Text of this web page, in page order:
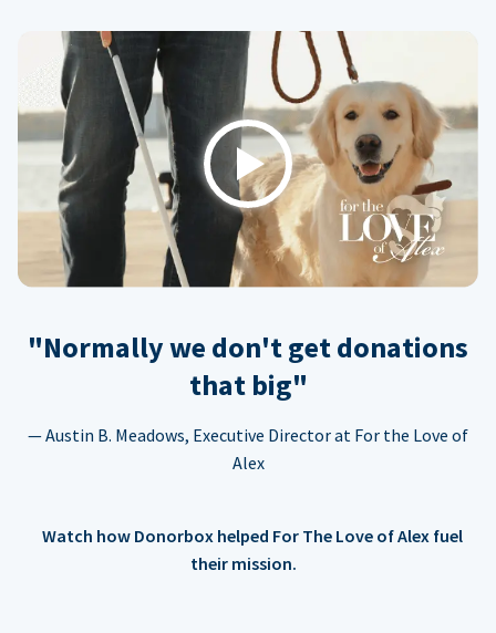
Play
"Normally we don't get donations
that big"
— Austin B. Meadows, Executive Director at For the Love of
Alex
Watch how Donorbox helped For The Love of Alex fuel
their mission.